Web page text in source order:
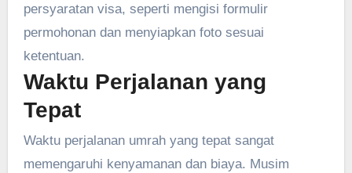
persyaratan visa, seperti mengisi formulir
permohonan dan menyiapkan foto sesuai
ketentuan.
Waktu Perjalanan yang
Tepat
Waktu perjalanan umrah yang tepat sangat
memengaruhi kenyamanan dan biaya. Musim